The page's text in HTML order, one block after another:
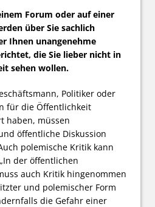
Forum oder auf einer
über Sie sachlich
Ihnen unangenehme
die Sie lieber nicht in
sehen wollen.
Politiker oder
für die Öffentlichkeit
haben, müssen
öffentliche Diskussion
polemische Kritik kann
der öffentlichen
auch Kritik hingenommen
und polemischer Form
die Gefahr einer